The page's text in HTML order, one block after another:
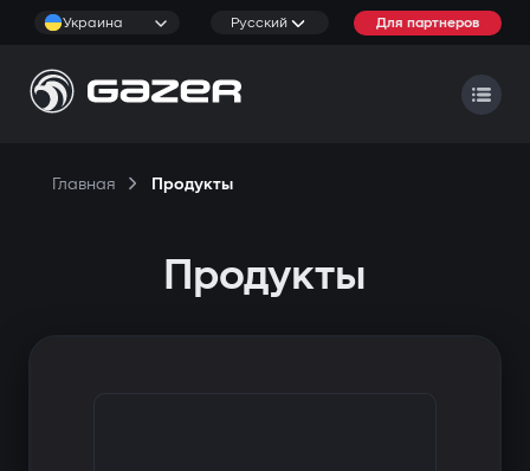
Украина Русский Для партнеров
Главная Продукты
Продукты